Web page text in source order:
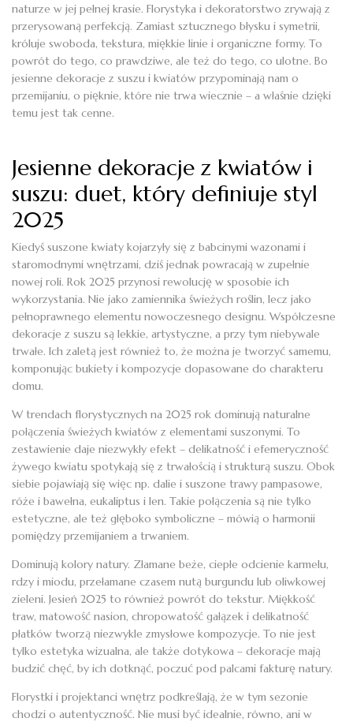
naturze w jej pełnej krasie. Florystyka i dekoratorstwo zrywają z
przerysowaną perfekcją. Zamiast sztucznego błysku i symetrii,
króluje swoboda, tekstura, miękkie linie i organiczne formy. To
powrót do tego, co prawdziwe, ale też do tego, co ulotne. Bo
jesienne dekoracje z suszu i kwiatów przypominają nam o
przemijaniu, o pięknie, które nie trwa wiecznie – a właśnie dzięki
temu jest tak cenne.
Jesienne dekoracje z kwiatów i
suszu: duet, który definiuje styl
2025
Kiedyś suszone kwiaty kojarzyły się z babcinymi wazonami i
staromodnymi wnętrzami, dziś jednak powracają w zupełnie
nowej roli. Rok 2025 przynosi rewolucję w sposobie ich
wykorzystania. Nie jako zamiennika świeżych roślin, lecz jako
pełnoprawnego elementu nowoczesnego designu. Współczesne
dekoracje z suszu są lekkie, artystyczne, a przy tym niebywale
trwałe. Ich zaletą jest również to, że można je tworzyć samemu,
komponując bukiety i kompozycje dopasowane do charakteru
domu.
W trendach florystycznych na 2025 rok dominują naturalne
połączenia świeżych kwiatów z elementami suszonymi. To
zestawienie daje niezwykły efekt – delikatność i efemeryczność
żywego kwiatu spotykają się z trwałością i strukturą suszu. Obok
siebie pojawiają się więc np. dalie i suszone trawy pampasowe,
róże i bawełna, eukaliptus i len. Takie połączenia są nie tylko
estetyczne, ale też głęboko symboliczne – mówią o harmonii
pomiędzy przemijaniem a trwaniem.
Dominują kolory natury. Złamane beże, ciepłe odcienie karmelu,
rdzy i miodu, przełamane czasem nutą burgundu lub oliwkowej
zieleni. Jesień 2025 to również powrót do tekstur. Miękkość
traw, matowość nasion, chropowatość gałązek i delikatność
płatków tworzą niezwykle zmysłowe kompozycje. To nie jest
tylko estetyka wizualna, ale także dotykowa – dekoracje mają
budzić chęć, by ich dotknąć, poczuć pod palcami fakturę natury.
Florystki i projektanci wnętrz podkreślają, że w tym sezonie
chodzi o autentyczność. Nie musi być idealnie, równo, ani w